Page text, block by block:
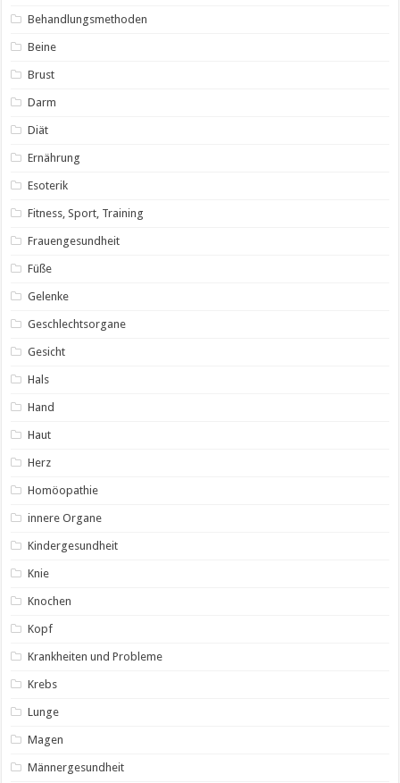
Behandlungsmethoden
Beine
Brust
Darm
Diät
Ernährung
Esoterik
Fitness, Sport, Training
Frauengesundheit
Füße
Gelenke
Geschlechtsorgane
Gesicht
Hals
Hand
Haut
Herz
Homöopathie
innere Organe
Kindergesundheit
Knie
Knochen
Kopf
Krankheiten und Probleme
Krebs
Lunge
Magen
Männergesundheit